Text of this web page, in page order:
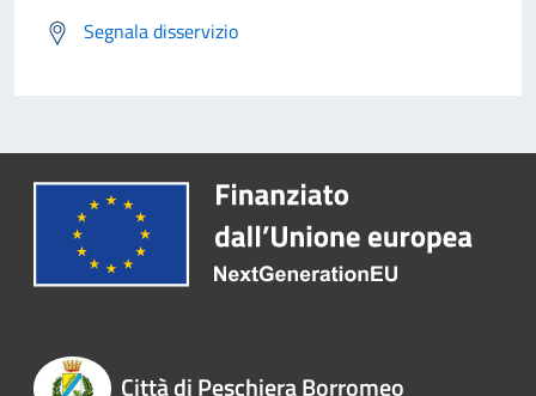
Segnala disservizio
Città di Peschiera Borromeo